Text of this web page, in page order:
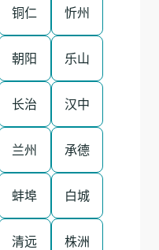
铜仁 忻州
朝阳 乐山
长治 汉中
兰州 承德
蚌埠 白城
清远 株洲